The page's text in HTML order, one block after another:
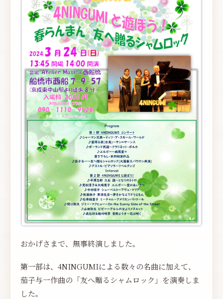
おかげさまで、無事終演しました。
第一部は、4NINGUMIによる数々の名曲に加えて、
茄子与一作曲の「友へ贈るシャムロック」を演奏しま
した。